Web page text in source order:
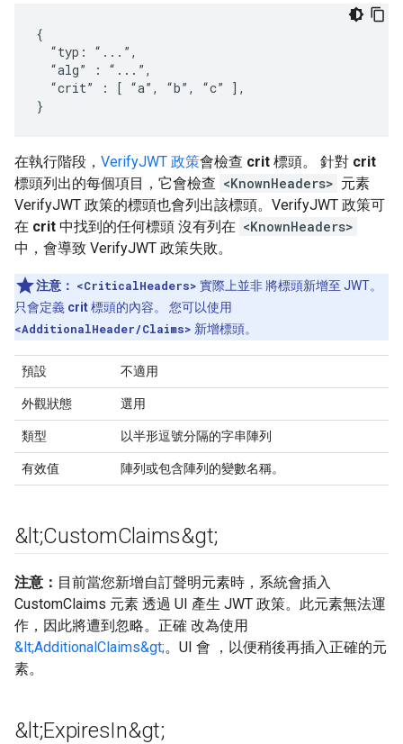
{
  “typ: “...”,
  “alg” : “...”,
  “crit” : [ “a”, “b”, “c” ],
}
在執行階段， VerifyJWT 政策會檢查 crit 標頭。 針對 crit
標頭列出的每個項目，它會檢查 <KnownHeaders> 元素
VerifyJWT 政策的標頭也會列出該標頭。VerifyJWT 政策可
在 crit 中找到的任何標頭 沒有列在 <KnownHeaders>
中，會導致 VerifyJWT 政策失敗。
注意： <CriticalHeaders> 實際上並非 將標頭新增至 JWT。
只會定義 crit標頭的內容。 您可以使用
<AdditionalHeader/Claims> 新增標頭。
預設 不適用
外觀狀態 選用
類型 以半形逗號分隔的字串陣列
有效值 陣列或包含陣列的變數名稱。
&lt;CustomClaims&gt;
注意： 目前當您新增自訂聲明元素時，系統會插入
CustomClaims 元素 透過 UI 產生 JWT 政策。此元素無法運
作，因此將遭到忽略。正確 改為使用
&lt;AdditionalClaims&gt;。UI 會 ，以便稍後再插入正確的元
素。
&lt;ExpiresIn&gt;